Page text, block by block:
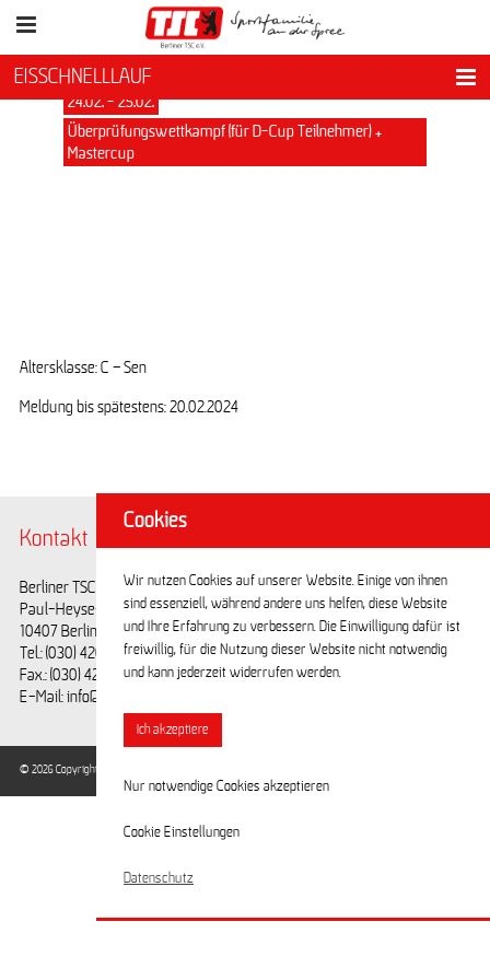
EISSCHNELLLAUF
24.02. - 25.02.
Überprüfungswettkampf (für D-Cup Teilnehmer) +
Mastercup
Altersklasse: C – Sen
Meldung bis spätestens: 20.02.2024
Kontakt
Berliner TSC e.V.
Paul-Heyse-Straße 25
10407 Berlin
Tel.: (030) 42028593
Fax.: (030) 42028594
E-Mail: info@berlinertsc.de
Facebook
Youtube
© 2026 Copyright Berliner Turn- und Sportclub e.V. / Alle Rechte vorbehalten.
Cookies
Wir nutzen Cookies auf unserer Website. Einige von ihnen
sind essenziell, während andere uns helfen, diese Website
und Ihre Erfahrung zu verbessern. Die Einwilligung dafür ist
freiwillig, für die Nutzung dieser Website nicht notwendig
und kann jederzeit widerrufen werden.
Ich akzeptiere
Nur notwendige Cookies akzeptieren
Cookie Einstellungen
Datenschutz